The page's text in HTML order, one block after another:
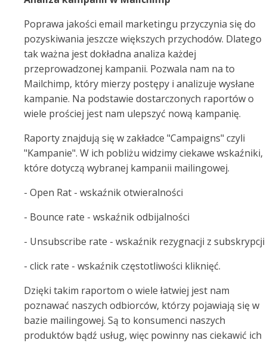
Poprawa jakości email marketingu przyczynia się do
pozyskiwania jeszcze większych przychodów. Dlatego
tak ważna jest dokładna analiza każdej
przeprowadzonej kampanii. Pozwala nam na to
Mailchimp, który mierzy postępy i analizuje wysłane
kampanie. Na podstawie dostarczonych raportów o
wiele prościej jest nam ulepszyć nową kampanię.
Raporty znajdują się w zakładce "Campaigns" czyli
"Kampanie". W ich pobliżu widzimy ciekawe wskaźniki,
które dotyczą wybranej kampanii mailingowej.
- Open Rat - wskaźnik otwieralności
- Bounce rate - wskaźnik odbijalności
- Unsubscribe rate - wskaźnik rezygnacji z subskrypcji
- click rate - wskaźnik częstotliwości kliknięć.
Dzięki takim raportom o wiele łatwiej jest nam
poznawać naszych odbiorców, którzy pojawiają się w
bazie mailingowej. Są to konsumenci naszych
produktów bądź usług, więc powinny nas ciekawić ich